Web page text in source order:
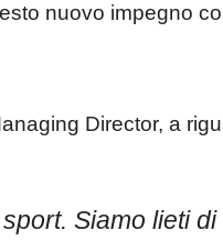
nuovo impegno
Director, a
Siamo lieti